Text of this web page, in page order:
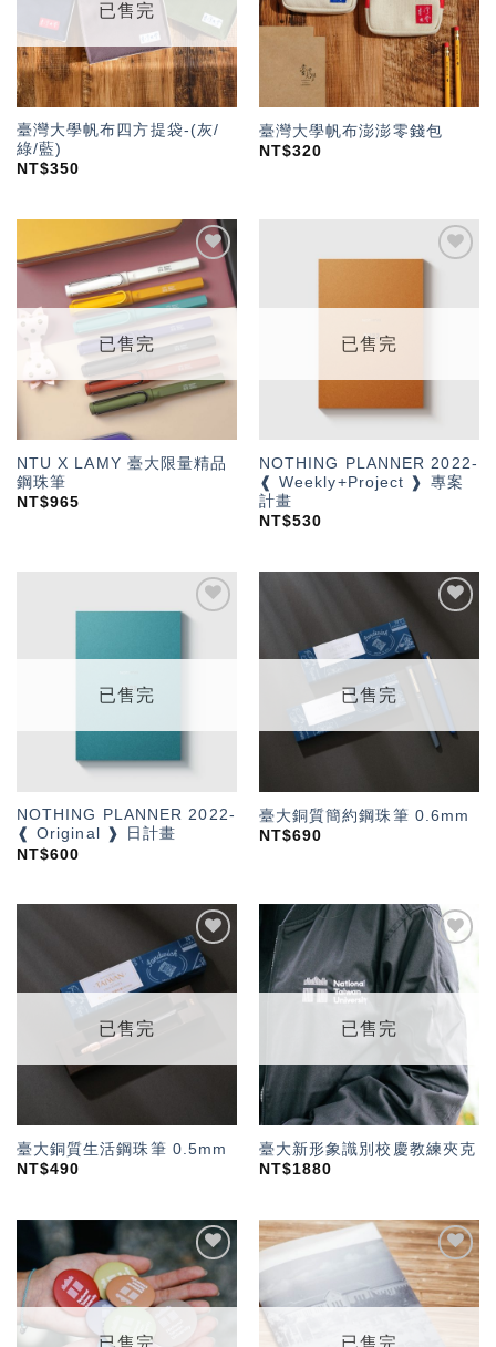
已售完
臺灣大學帆布四方提袋-(灰/
綠/藍)
NT$350
臺灣大學帆布澎澎零錢包
NT$320
加入
「願
望輕
已售完
NTU X LAMY 臺大限量精品
鋼珠筆
NT$965
望輕
已售完
NOTHING PLANNER 2022-
❰ Weekly+Project ❱ 專案
計畫
NT$530
望輕
已售完
NOTHING PLANNER 2022-
❰ Original ❱ 日計畫
NT$600
望輕
已售完
臺大銅質簡約鋼珠筆 0.6mm
NT$690
加入
「願
望輕
已售完
臺大銅質生活鋼珠筆 0.5mm
NT$490
加入
「願
望輕
已售完
臺大新形象識別校慶教練夾克
NT$1880
加入
「願
望輕
加入
「願
望輕